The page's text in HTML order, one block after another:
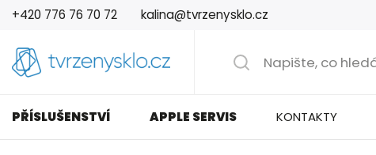
+420 776 76 70 72 kalina@tvrzenysklo.cz
PŘÍSLUŠENSTVÍ APPLE SERVIS KONTAKTY